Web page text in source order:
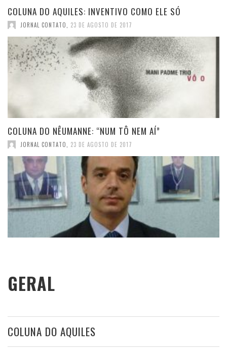
COLUNA DO AQUILES: INVENTIVO COMO ELE SÓ
JORNAL CONTATO 23 DE AGOSTO DE 2017
COLUNA DO NÊUMANNE: “NUM TÔ NEM AÍ”
JORNAL CONTATO 23 DE AGOSTO DE 2017
GERAL
COLUNA DO AQUILES